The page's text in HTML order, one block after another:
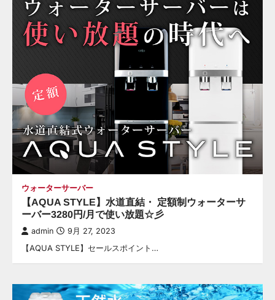
ウォーターサーバー
【AQUA STYLE】水道直結・ 定額制ウォーターサ
ーバー3280円/月で使い放題☆彡
admin 9月 27, 2023
【AQUA STYLE】セールスポイント…